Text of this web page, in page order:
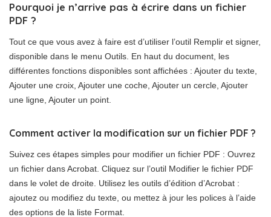
Pourquoi je n’arrive pas à écrire dans un fichier
PDF ?
Tout ce que vous avez à faire est d’utiliser l’outil Remplir et signer,
disponible dans le menu Outils. En haut du document, les
différentes fonctions disponibles sont affichées : Ajouter du texte,
Ajouter une croix, Ajouter une coche, Ajouter un cercle, Ajouter
une ligne, Ajouter un point.
Comment activer la modification sur un fichier PDF ?
Suivez ces étapes simples pour modifier un fichier PDF : Ouvrez
un fichier dans Acrobat. Cliquez sur l’outil Modifier le fichier PDF
dans le volet de droite. Utilisez les outils d’édition d’Acrobat :
ajoutez ou modifiez du texte, ou mettez à jour les polices à l’aide
des options de la liste Format.